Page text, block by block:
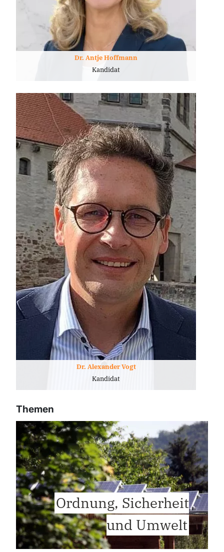
Dr. Antje Hoffmann
Kandidat
Dr. Alexander Vogt
Kandidat
Themen
Ordnung, Sicherheit
und Umwelt